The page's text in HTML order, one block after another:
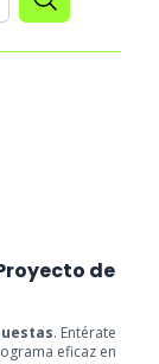
de
. Entérate
eficaz en